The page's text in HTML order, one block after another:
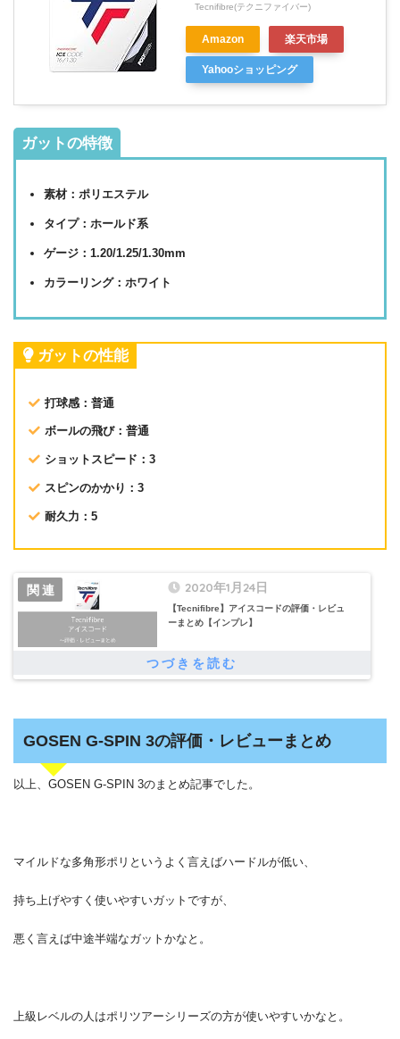
Tecnifibre(テクニファイバー)
Amazon 楽天市場
Yahooショッピング
ガットの特徴
素材：ポリエステル
タイプ：ホールド系
ゲージ：1.20/1.25/1.30mm
カラーリング：ホワイト
ガットの性能
打球感：普通
ボールの飛び：普通
ショットスピード：3
スピンのかかり：3
耐久力：5
2020年1月24日
【Tecnifibre】アイスコードの評価・レビュ
ーまとめ【インプレ】
GOSEN G-SPIN 3の評価・レビューまとめ
以上、GOSEN G-SPIN 3のまとめ記事でした。
マイルドな多角形ポリというよく言えばハードルが低い、
持ち上げやすく使いやすいガットですが、
悪く言えば中途半端なガットかなと。
上級レベルの人はポリツアーシリーズの方が使いやすいかなと。